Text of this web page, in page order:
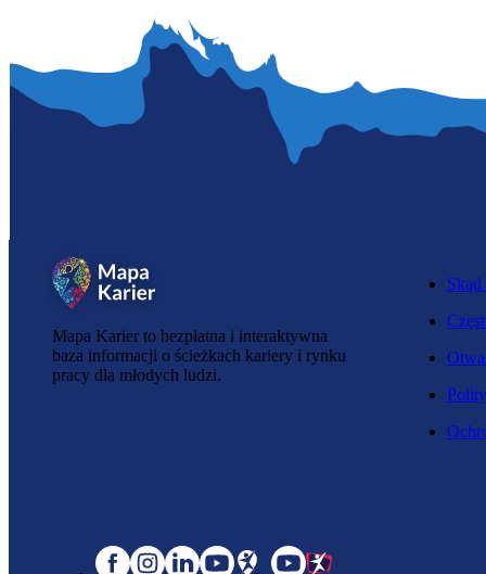
Mapa Karier to bezpłatna i interaktywna
baza informacji o ścieżkach kariery i rynku
pracy dla młodych ludzi.